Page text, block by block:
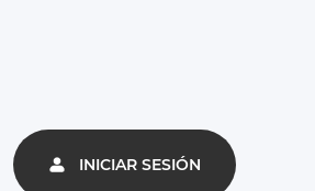
INICIAR SESIÓN